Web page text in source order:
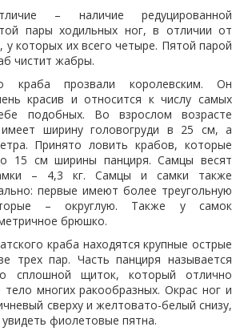
– наличие редуцированной
пары ходильных ног, в отличии от
у которых их всего четыре. Пятой парой
чистит жабры.
краба прозвали королевским. Он
красив и относится к числу самых
подобных. Во взрослом возрасте
имеет ширину головогруди в 25 см, а
Принято ловить крабов, которые
15 см ширины панциря. Самцы весят
– 4,3 кг. Самцы и самки также
первые имеют более треугольную
– округлую. Также у самок
брюшко.
краба находятся крупные острые
трех пар. Часть панциря называется
сплошной щиток, который отлично
многих ракообразных. Окрас ног и
сверху и желтовато-белый снизу,
фиолетовые пятна.